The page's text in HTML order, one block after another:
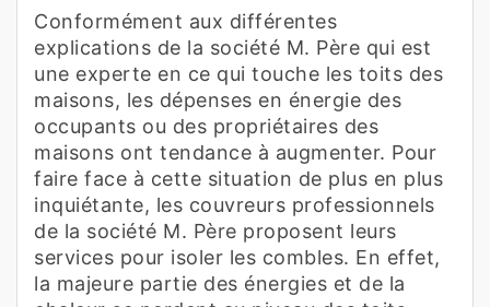
Conformément aux différentes
explications de la société M. Père qui est
une experte en ce qui touche les toits des
maisons, les dépenses en énergie des
occupants ou des propriétaires des
maisons ont tendance à augmenter. Pour
faire face à cette situation de plus en plus
inquiétante, les couvreurs professionnels
de la société M. Père proposent leurs
services pour isoler les combles. En effet,
la majeure partie des énergies et de la